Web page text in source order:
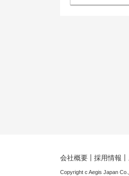
会社概要 採用情報
Copyright c Aegis Japan